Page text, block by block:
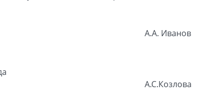
А.А. Иванов
А.С.Козлова